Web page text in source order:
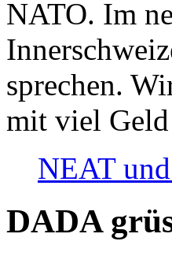
NATO. Im
sprechen.
mit viel
NEAT
DADA